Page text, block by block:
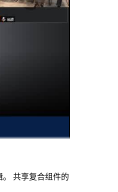
共享复合组件的